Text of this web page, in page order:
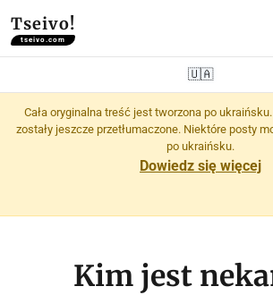
Tseivo!
tseivo.com
🇺🇦
Cała oryginalna treść jest tworzona po
zostały jeszcze przetłumaczone. Niektóre posty
po ukraińsku.
Dowiedz się więcej
Kim jest